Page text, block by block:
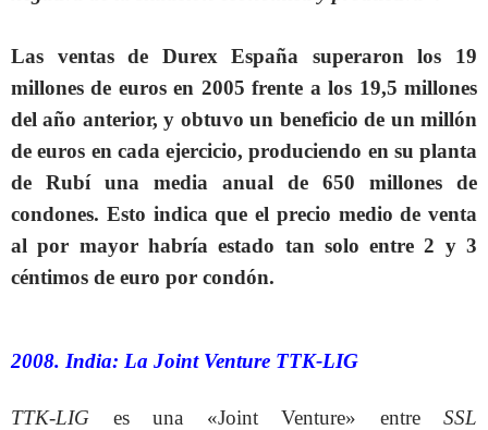
Las ventas de Durex España superaron los 19
millones de euros en 2005 frente a los 19,5 millones
del año anterior, y obtuvo un beneficio de un millón
de euros en cada ejercicio, produciendo en su planta
de Rubí una media anual de 650 millones de
condones. Esto indica que el precio medio de venta
al por mayor habría estado tan solo entre 2 y 3
céntimos de euro por condón.
2008. India: La Joint Venture TTK-LIG
TTK-LIG es una «Joint Venture» entre SSL